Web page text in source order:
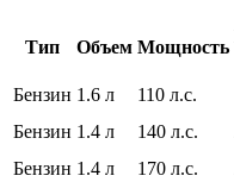
Тип Объем Мощность
Бензин 1.6 л 110 л.с.
Бензин 1.4 л 140 л.с.
Бензин 1.4 л 170 л.с.